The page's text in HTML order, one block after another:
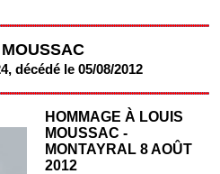
décédé le 05/08/2012
HOMMAGE À LOUIS
MOUSSAC -
MONTAYRAL 8 AOÛT
2012